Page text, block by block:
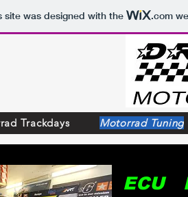
site was designed with the .com
Trackdays Motorrad Tuning
ECU